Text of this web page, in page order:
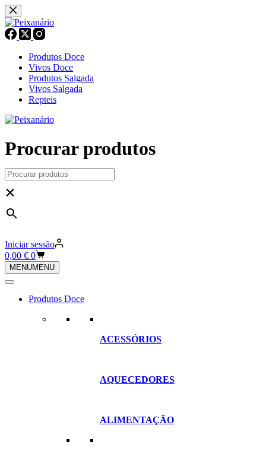
Pular
para
o
conteúdo
Produtos Doce
Vivos Doce
Produtos Salgada
Vivos Salgada
Repteis
Procurar produtos
×
Iniciar sessão
Carrinho
de
compras
0,00 € 0
MENUMENU
Produtos Doce
ACESSÓRIOS
AQUECEDORES
ALIMENTAÇÃO